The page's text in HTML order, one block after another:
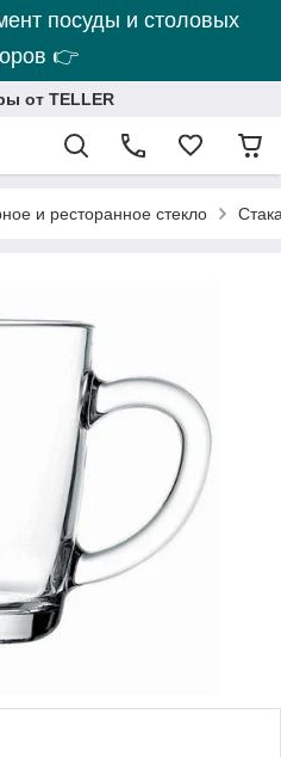
посуды и столовых
👉
от TELLER
и ресторанное стекло